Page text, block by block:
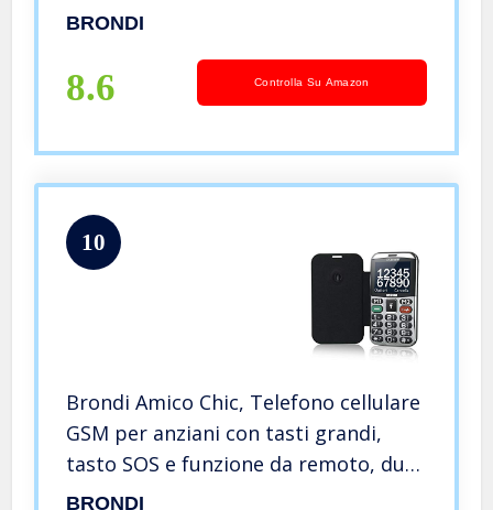
remoto, dual SIM, volume alto
BRONDI
8.6 Controlla Su Amazon
10
Brondi Amico Chic, Telefono cellulare
GSM per anziani con tasti grandi,
tasto SOS e funzione da remoto, dual
SIM, volume alto, Nero
BRONDI